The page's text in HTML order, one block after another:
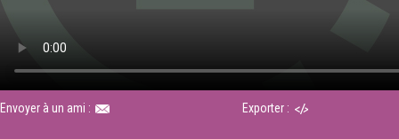
Envoyer à un ami : Exporter :